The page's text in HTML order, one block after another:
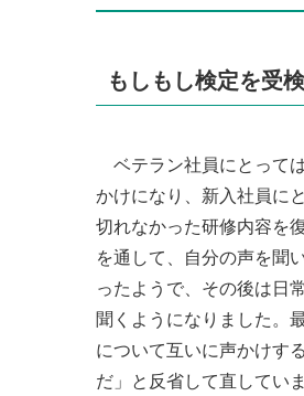
もしもし検定を受
ベテラン社員にとって
かけになり、新入社員に
切れなかった研修内容を
を通して、自分の声を聞
ったようで、その後は日
聞くようになりました。
について互いに声かけす
だ」と反省して直してい